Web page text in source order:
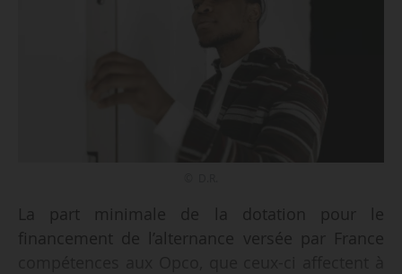
La part minimale de la dotation pour le
financement de l’alternance versée par France